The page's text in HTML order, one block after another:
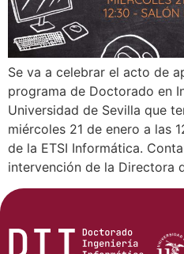
Se va a celebrar el acto de
programa de Doctorado en
Universidad de Sevilla que
miércoles 21 de enero a las
de la ETSI Informática.
intervención de la Directora